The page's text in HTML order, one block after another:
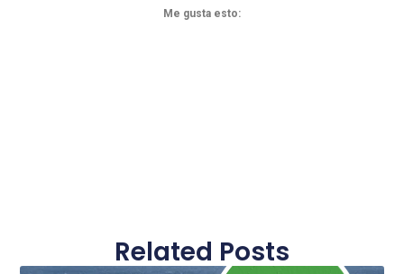
Me gusta esto:
Related Posts